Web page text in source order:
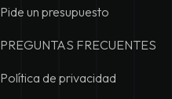
Pide un presupuesto
PREGUNTAS FRECUENTES
Política de privacidad